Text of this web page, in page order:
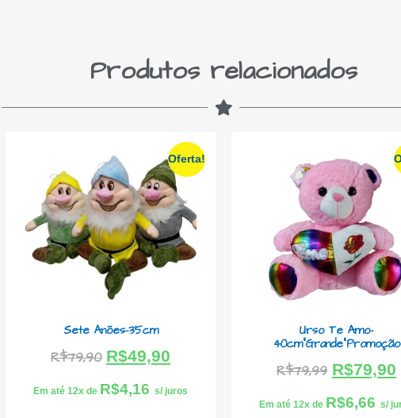
Produtos relacionados
Oferta!
Sete Anões-35cm
R$79,90 R$49,90
Em até 12x de R$4,16 s/ juros
Urso Te Amo-
40cm”Grande”Promoção
R$79,99 R$79,90
Em até 12x de R$6,66 s/